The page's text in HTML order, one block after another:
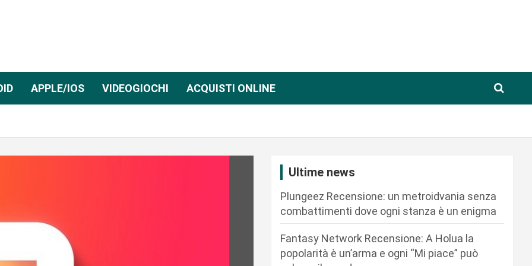
APPLE/IOS VIDEOGIOCHI ACQUISTI ONLINE
Ultime news
Plungeez Recensione: un metroidvania senza
combattimenti dove ogni stanza è un enigma
Fantasy Network Recensione: A Holua la
popolarità è un’arma e ogni “Mi piace” può